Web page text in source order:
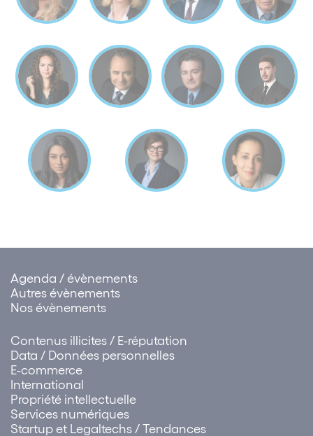
Agenda / évènements
Autres évènements
Nos évènements
Contenus illicites / E-réputation
Data / Données personnelles
E-commerce
International
Propriété intellectuelle
Services numériques
Startup et Legaltechs / Tendances